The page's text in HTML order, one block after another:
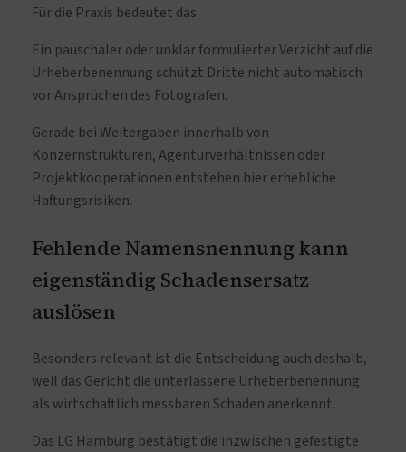
Für die Praxis bedeutet das:
Ein pauschaler oder unklar formulierter Verzicht auf die
Urheberbenennung schützt Dritte nicht automatisch
vor Ansprüchen des Fotografen.
Gerade bei Weitergaben innerhalb von
Konzernstrukturen, Agenturverhältnissen oder
Projektkooperationen entstehen hier erhebliche
Haftungsrisiken.
Fehlende Namensnennung kann
eigenständig Schadensersatz
auslösen
Besonders relevant ist die Entscheidung auch deshalb,
weil das Gericht die unterlassene Urheberbenennung
als wirtschaftlich messbaren Schaden anerkennt.
Das LG Hamburg bestätigt die inzwischen gefestigte